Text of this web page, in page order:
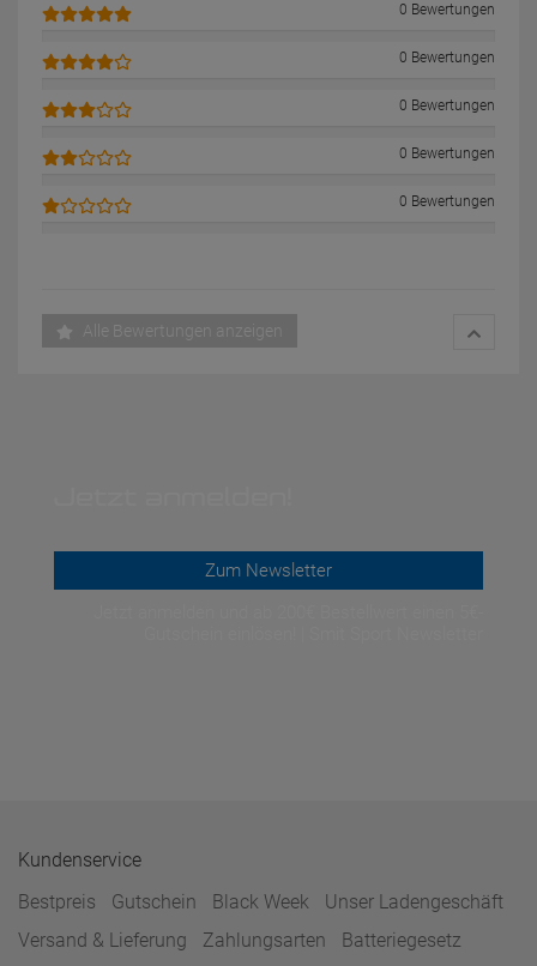
0 Bewertungen
0 Bewertungen
0 Bewertungen
0 Bewertungen
0 Bewertungen
Alle Bewertungen anzeigen
Zum Newsletter
Kundenservice
Bestpreis
Gutschein Black Week
Unser Ladengeschäft
Versand & Lieferung
Zahlungsarten
Batteriegesetz